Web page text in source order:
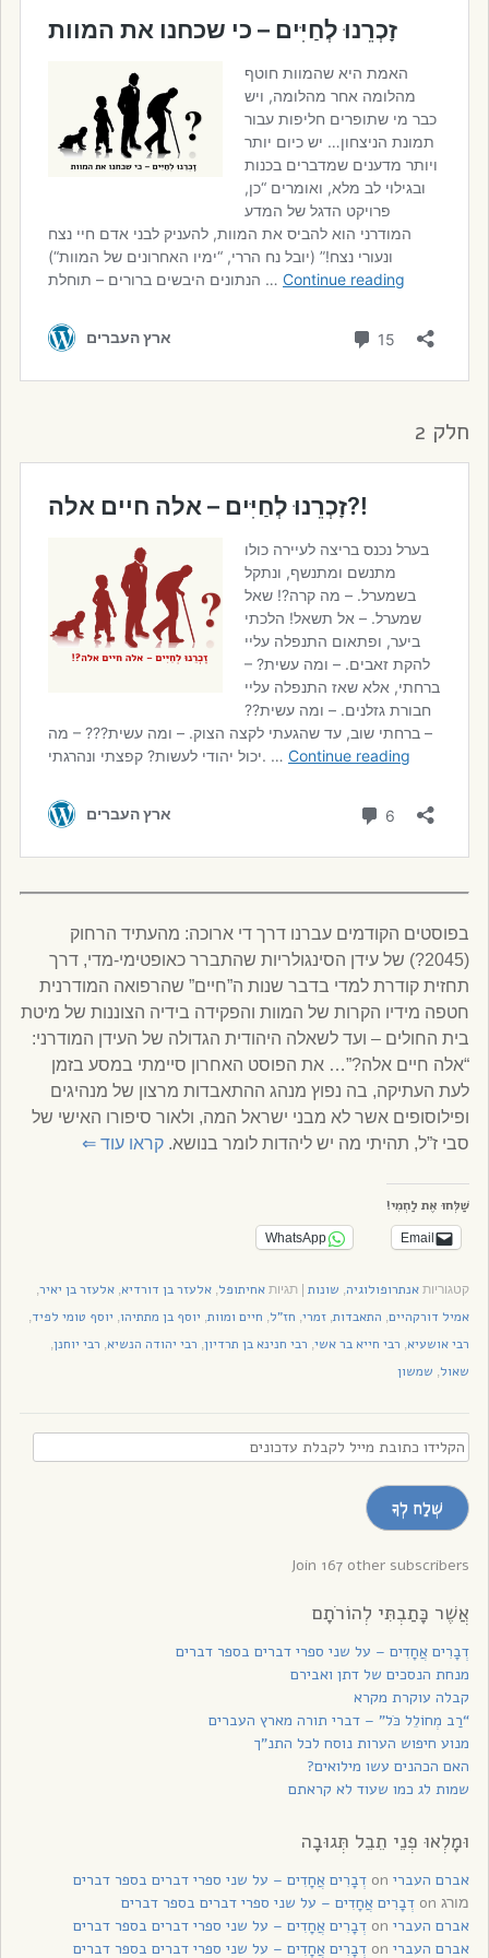
חלק 2
בפוסטים הקודמים עברנו דרך די ארוכה: מהעתיד הרחוק
(2045?) של עידן הסינגולריות שהתברר כאופטימי-מדי, דרך
תחזית קודרת למדי בדבר שנות ה”חיים” שהרפואה המודרנית
חטפה מידיו הקרות של המוות והפקידה בידיה הצוננות של מיטת
בית החולים – ועד לשאלה היהודית הגדולה של העידן המודרני:
“אלה חיים אלה?”… את הפוסט האחרון סיימתי במסע בזמן
לעת העתיקה, בה נפוץ מנהג ההתאבדות מרצון של מנהיגים
ופילוסופים אשר לא מבני ישראל המה, ולאור סיפורו האישי של
סבי ז”ל, תהיתי מה יש ליהדות לומר בנושא. קראו עוד⇐
שַׁלְּחוּ אֶת לַחְמִי!
Email
WhatsApp
קטגוריותאנתרופולוגיה, שונות |תגיותאחיתופל,אלעזר בן דורדיא,אלעזר בן יאיר,
אמיל דורקהיים, התאבדות,זמרי, חז"ל, חיים ומוות, יוסף בן מתתיהו, יוסף טומי לפיד,
רבי אושעיא, רבי חייא בר אשי, רבי חנינא בן תרדיון, רבי יהודה הנשיא, רבי יוחנן,
שאול, שמשון
הקלידו
כתובת
מייל
לקבלת
עדכונים
שְׁלַח לְךָ
Join 167 other subscribers
אֲשֶׁר כָּתַבְתִּי לְהוֹרֹתָם
דְבָרִים אֲחָדִים – על שני ספרי דברים בספר דברים
מנחת הנסכים של דתן ואבירם
קבלה עוקרת מקרא
“רַב מְחוֹלֵל כֹּל” – דברי תורה מארץ העברים
מנוע חיפוש הערות נוסח לכל התנ”ך
האם הכהנים עשו מילואים?
שמות לג כמו שעוד לא קראתם
וּמָלְאוּ פְנֵי תֵבֵל תְּגוּבָה
אברם העברי דְבָרִים אֲחָדִים – על שני ספרי דברים בספר דברים
מורג
דְבָרִים אֲחָדִים – על שני ספרי דברים בספר דברים
אברם העברי
דְבָרִים אֲחָדִים – על שני ספרי דברים בספר דברים
אברם העברי
דְבָרִים אֲחָדִים – על שני ספרי דברים בספר דברים